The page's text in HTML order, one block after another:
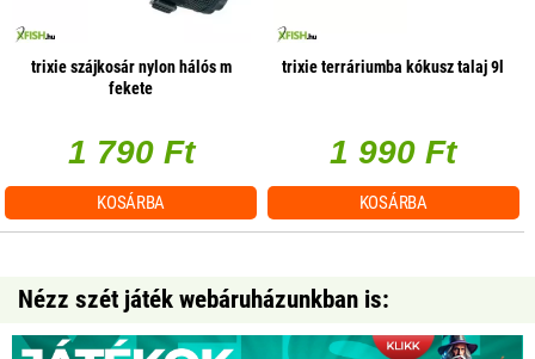
trixie szájkosár nylon hálós m
fekete
1 790 Ft
KOSÁRBA
trixie terráriumba kókusz talaj 9l
1 990 Ft
KOSÁRBA
Nézz szét játék webáruházunkban is: